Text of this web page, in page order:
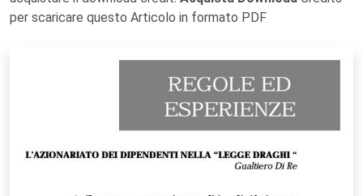
per scaricare questo Articolo in formato PDF